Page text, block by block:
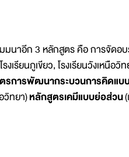
าอีก 3 หลักสูตร คือ การจัดอ
งเรียนภูเขียว, โรงเรียนวังเหนื
รการพัฒนากระบวนการคิดแบ
วิทยา)หลักสูตรเคมีแบบย่อส่วน(